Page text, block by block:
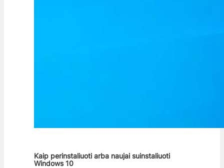
Kaip perinstaliuoti arba naujai suinstaliuoti
Windows 10